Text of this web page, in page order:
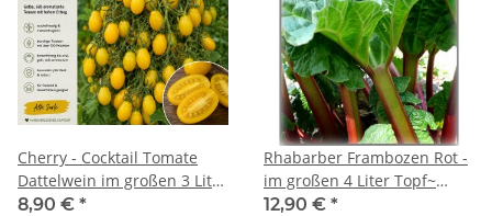
Cherry - Cocktail Tomate
Dattelwein im großen 3 Liter
XL Topf – süße gelbe
8,90 € *
Rhabarber Frambozen Rot -
im großen 4 Liter Topf~
Schmackhafter
12,90 € *